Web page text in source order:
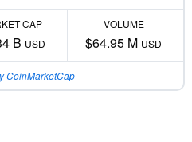
CAP
B USD
VOLUME
$64.95 M USD
CoinMarketCap